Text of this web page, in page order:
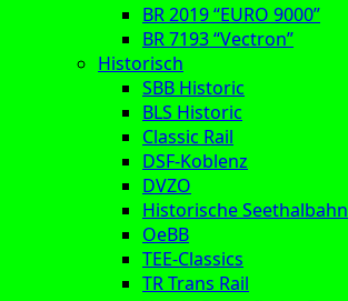
BR 2019 “EURO 9000”
BR 7193 “Vectron”
Historisch
SBB Historic
BLS Historic
Classic Rail
DSF-Koblenz
DVZO
Historische Seethalbahn
OeBB
TEE-Classics
TR Trans Rail